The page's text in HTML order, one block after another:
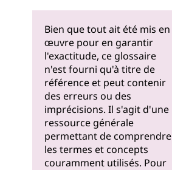
Bien que tout ait été mis en
œuvre pour en garantir
l'exactitude, ce glossaire
n'est fourni qu'à titre de
référence et peut contenir
des erreurs ou des
imprécisions. Il s'agit d'une
ressource générale
permettant de comprendre
les termes et concepts
couramment utilisés. Pour